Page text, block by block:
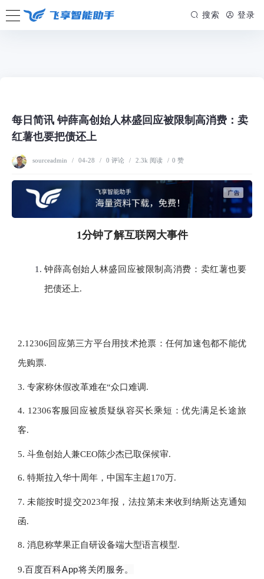
/www/wwwroot/firsource.cn/usr/themes/spimes/header.php on line
" style="--theme: #FF9900;">
搜索 登录
每日简讯 钟薛高创始人林盛回应被限制高消费：卖
红薯也要把债还上
sourceadmin / 04-28 / 0 评论 / 2.3k 阅读 / 0 赞
1分钟了解互联网大事件
钟薛高创始人林盛回应被限制高消费：卖红薯也要
把债还上.
2.12306回应第三方平台用技术抢票：任何加速包都不能优
先购票.
3. 专家称休假改革难在“众口难调.
4. 12306客服回应被质疑纵容买长乘短：优先满足长途旅
客.
5. 斗鱼创始人兼CEO陈少杰已取保候审.
6. 特斯拉入华十周年，中国车主超170万.
7. 未能按时提交2023年报，法拉第未来收到纳斯达克通知
函.
8. 消息称苹果正自研设备端大型语言模型.
9.百度百科App将关闭服务。